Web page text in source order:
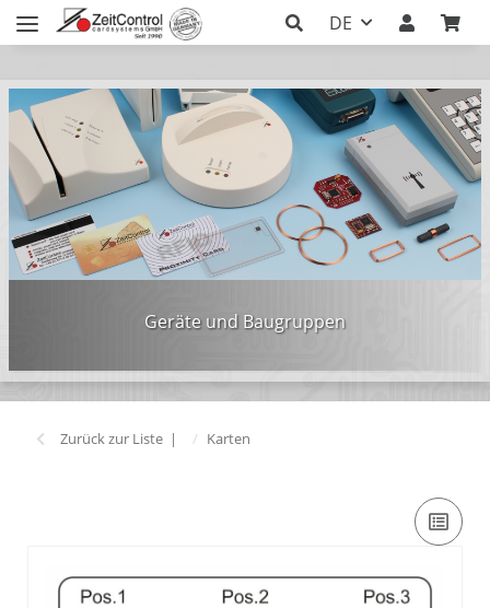
DE
Geräte und Baugruppen
Zurück zur Liste Karten